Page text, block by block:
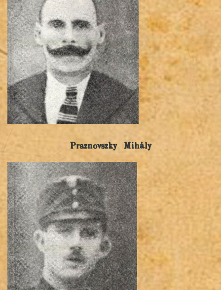
Praznovszky Mihály